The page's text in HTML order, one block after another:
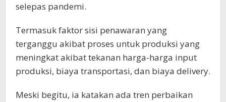
selepas pandemi.
Termasuk faktor sisi penawaran yang
terganggu akibat proses untuk produksi yang
meningkat akibat tekanan harga-harga input
produksi, biaya transportasi, dan biaya delivery.
Meski begitu, ia katakan ada tren perbaikan